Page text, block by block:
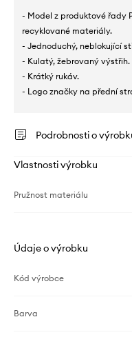
- Model z produktové řady
recyklované materiály.
- Jednoduchý, neblokující
- Kulatý, žebrovaný výstřih.
- Krátký rukáv.
- Logo značky na přední
Podrobnosti o
Vlastnosti výrobku
Pružnost materiálu
Údaje o výrobku
Kód výrobce
Barva